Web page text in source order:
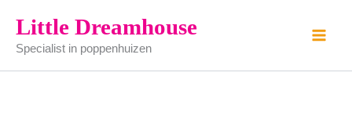
naar
inhoud
Little Dreamhouse
Specialist in poppenhuizen
aantal